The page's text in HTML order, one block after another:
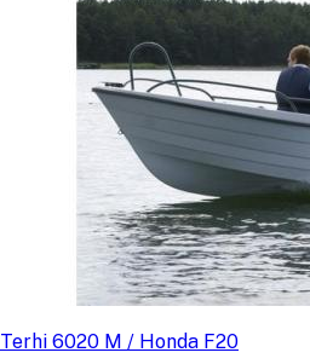
Terhi 6020 M / Honda F20